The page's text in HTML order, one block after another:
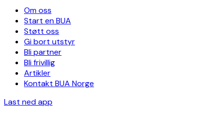
Om oss
Start en BUA
Støtt oss
Gi bort utstyr
Bli partner
Bli frivillig
Artikler
Kontakt BUA Norge
Last ned app